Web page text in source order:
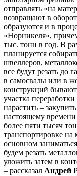
отправлять «на
возвращают в
образуются и в
«Норникеля»,
тыс. тонн в год. В
планируется
швеллеров,
все будут резать до
в самосвалы или в
конструкций
участка
нарастить –
настоящему
более пяти тысяч
транспортировке на
основном
будем резать
уложить затем в
– рассказал Андрей